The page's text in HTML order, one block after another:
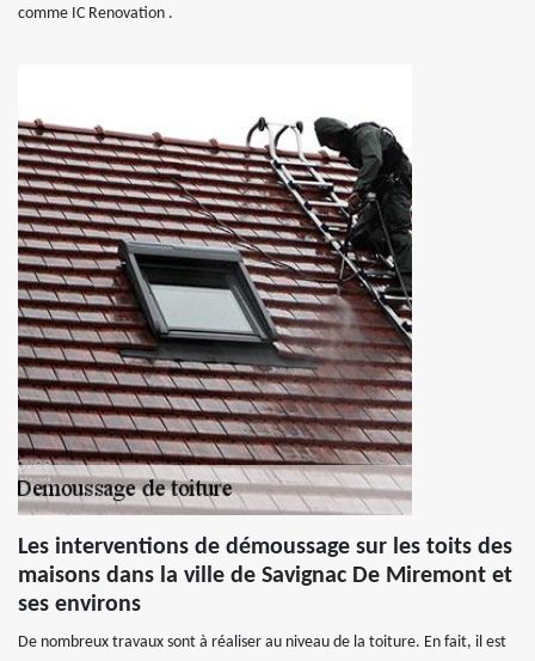
comme IC Renovation .
Les interventions de démoussage sur les toits des
maisons dans la ville de Savignac De Miremont et
ses environs
De nombreux travaux sont à réaliser au niveau de la toiture. En fait, il est